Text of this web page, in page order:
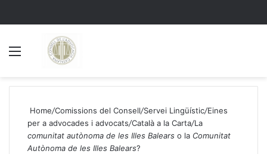
Home/Comissions del Consell/Servei Lingüístic/Eines
per a advocades i advocats/Català a la Carta/La
comunitat autònoma de les Illes Balears o la Comunitat
Autònoma de les Illes Balears?